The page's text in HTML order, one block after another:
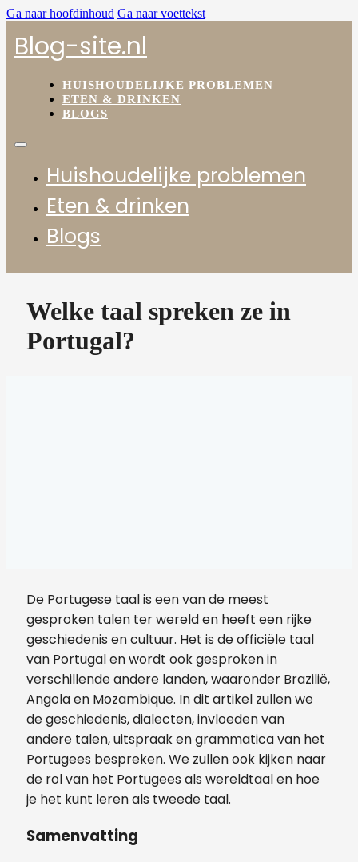
Ga naar hoofdinhoud Ga naar voettekst
Blog-site.nl
HUISHOUDELIJKE PROBLEMEN
ETEN & DRINKEN
BLOGS
Huishoudelijke problemen
Eten & drinken
Blogs
Welke taal spreken ze in
Portugal?
De Portugese taal is een van de meest
gesproken talen ter wereld en heeft een rijke
geschiedenis en cultuur. Het is de officiële taal
van Portugal en wordt ook gesproken in
verschillende andere landen, waaronder Brazilië,
Angola en Mozambique. In dit artikel zullen we
de geschiedenis, dialecten, invloeden van
andere talen, uitspraak en grammatica van het
Portugees bespreken. We zullen ook kijken naar
de rol van het Portugees als wereldtaal en hoe
je het kunt leren als tweede taal.
Samenvatting